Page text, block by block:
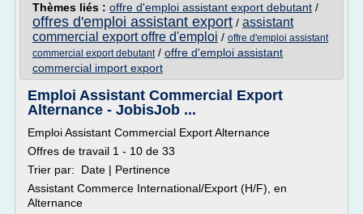
Thèmes liés : offre d'emploi assistant export debutant /
offres d'emploi assistant export / assistant
commercial export offre d'emploi / offre d'emploi assistant
commercial export debutant/ offre d'emploi assistant
commercial import export
Emploi Assistant Commercial Export
Alternance - JobisJob ...
Emploi Assistant Commercial Export Alternance
Offres de travail 1 - 10 de 33
Trier par: Date | Pertinence
Assistant Commerce International/Export (H/F), en
Alternance